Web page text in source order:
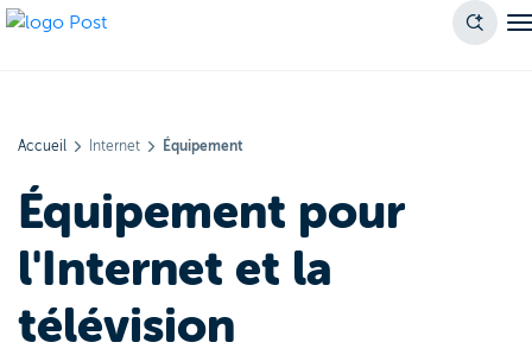
Accueil Internet Équipement
Équipement pour
l'Internet et la
télévision